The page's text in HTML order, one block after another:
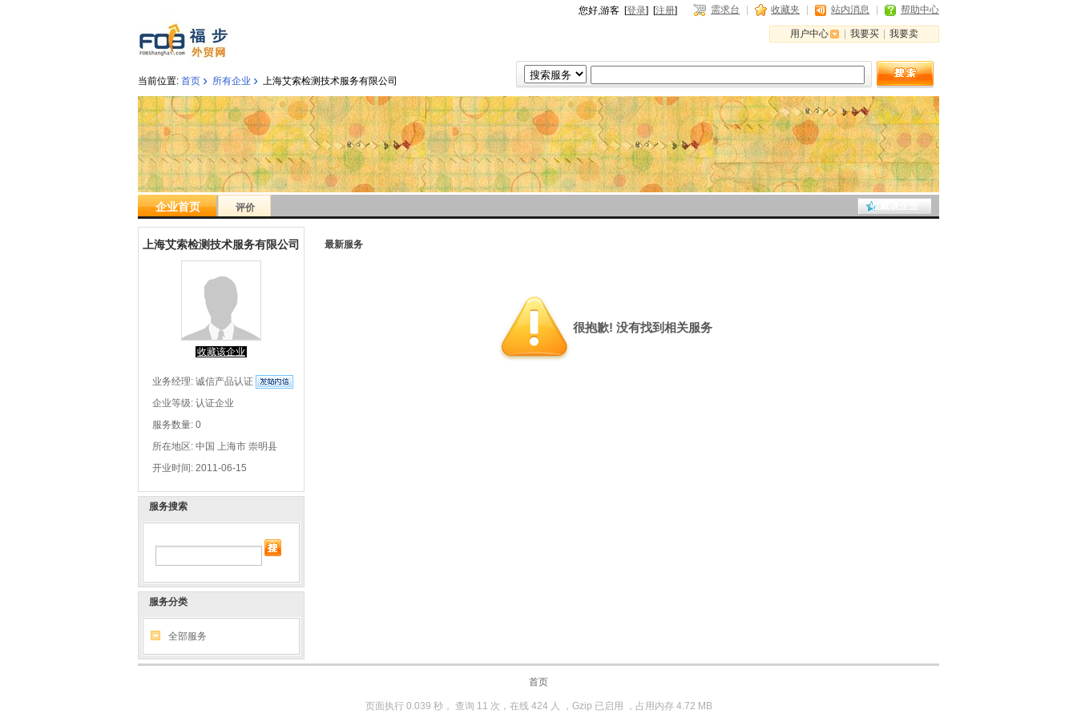
您好,游客 [登录] [注册] 需求台 收藏夹 站内消息 帮助中心
用户中心 我要买 我要卖
当前位置: 首页 › 所有企业 › 上海艾索检测技术服务有限公司
企业首页 评价 收藏该企业
上海艾索检测技术服务有限公司
收藏该企业
业务经理: 诚信产品认证
企业等级: 认证企业
服务数量: 0
所在地区: 中国 上海市 崇明县
开业时间: 2011-06-15
服务搜索
服务分类
全部服务
最新服务
很抱歉! 没有找到相关服务
首页
页面执行 0.039 秒， 查询 11 次，在线 424 人 ，Gzip 已启用 ，占用内存 4.72 MB